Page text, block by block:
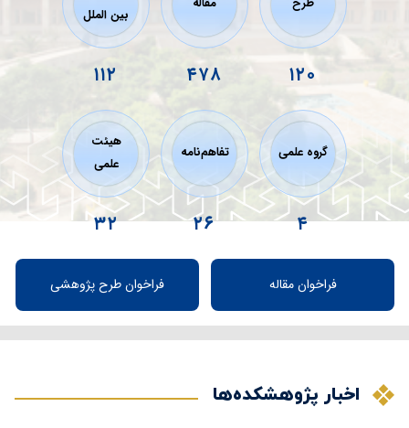
طرح
۱۲۰
مقاله
۴۷۸
بین الملل
۱۱۲
گروه علمی
۴
تفاهم‌نامه
۲۶
هیئت
علمی
۳۲
فراخوان مقاله فراخوان طرح پژوهشی
اخبار پژوهشکده‌ها